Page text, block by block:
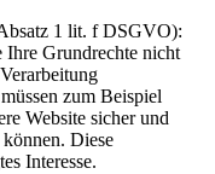
1 lit. f DSGVO):
Ihre Grundrechte nicht
zum Beispiel
Website sicher und
Diese
Interesse.